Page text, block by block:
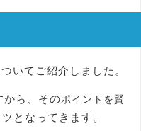
いてご紹介しました。
から、そのポイントを賢
となってきます。